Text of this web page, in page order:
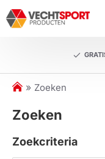
h
m
Zoeken
Zoeken
Zoekcriteria